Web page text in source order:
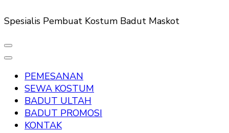
Spesialis Pembuat Kostum Badut Maskot
PEMESANAN
SEWA KOSTUM
BADUT ULTAH
BADUT PROMOSI
KONTAK